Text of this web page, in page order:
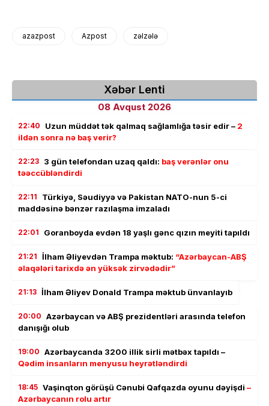
azazpost Azpost zəlzələ
Xəbər Lenti
08 Avqust 2026
22:40 Uzun müddət tək qalmaq sağlamlığa təsir edir – 2
ildən sonra nə baş verir?
22:23 3 gün telefondan uzaq qaldı: baş verənlər onu
təəccübləndirdi
22:11
Türkiyə, Səudiyyə və Pakistan NATO-nun 5-ci
maddəsinə bənzər razılaşma imzaladı
22:01 Goranboyda evdən 18 yaşlı gənc qızın meyiti tapıldı
21:21 İlham Əliyevdən Trampa məktub: “Azərbaycan-ABŞ
əlaqələri tarixdə ən yüksək zirvədədir”
21:13 İlham Əliyev Donald Trampa məktub ünvanlayıb
20:00 Azərbaycan və ABŞ prezidentləri arasında telefon
danışığı olub
19:00 Azərbaycanda 3200 illik sirli mətbəx tapıldı –
Qədim insanların menyusu heyrətləndirdi
18:45 Vaşinqton görüşü Cənubi Qafqazda oyunu dəyişdi –
Azərbaycanın rolu artır